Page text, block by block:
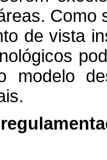
Como
de vista
modelo